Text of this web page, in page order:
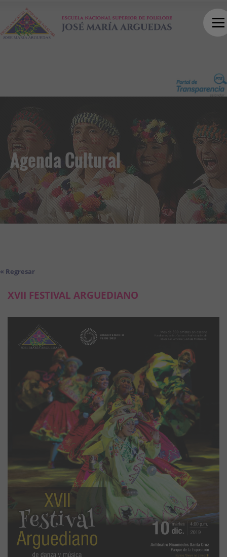
Agenda Cultural
« Regresar
XVII FESTIVAL ARGUEDIANO